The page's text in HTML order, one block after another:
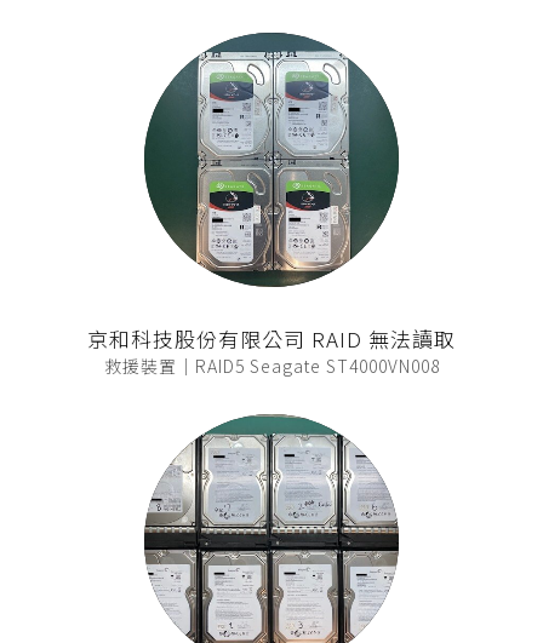
京和科技股份有限公司 RAID 無法讀取
救援裝置｜RAID5 Seagate ST4000VN008